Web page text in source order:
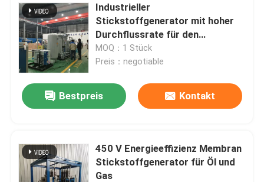
Industrieller
Stickstoffgenerator mit hoher
Durchflussrate für den
Brennschutz
MOQ：1 Stück
Preis：negotiable
Bestpreis Kontakt
450 V Energieeffizienz Membran
Stickstoffgenerator für Öl und
Gas